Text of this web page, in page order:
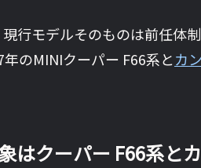
行モデルそのものは前任体
年のMINIクーパー F66系とカ
はクーパー F66系と